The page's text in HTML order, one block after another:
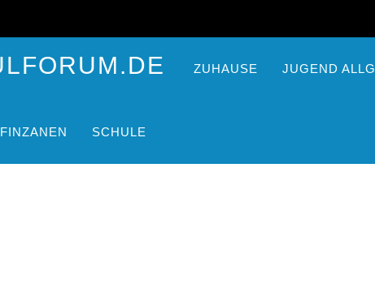
ZUHAUSE JUGEND
FINZANEN SCHULE